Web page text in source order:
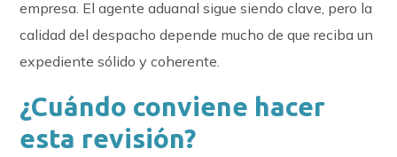
empresa. El agente aduanal sigue siendo clave, pero la
calidad del despacho depende mucho de que reciba un
expediente sólido y coherente.
¿Cuándo conviene hacer
esta revisión?